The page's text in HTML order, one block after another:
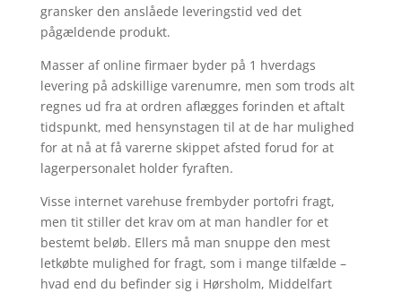
gransker den anslåede leveringstid ved det
pågældende produkt.
Masser af online firmaer byder på 1 hverdags
levering på adskillige varenumre, men som trods alt
regnes ud fra at ordren aflægges forinden et aftalt
tidspunkt, med hensynstagen til at de har mulighed
for at nå at få varerne skippet afsted forud for at
lagerpersonalet holder fyraften.
Visse internet varehuse frembyder portofri fragt,
men tit stiller det krav om at man handler for et
bestemt beløb. Ellers må man snuppe den mest
letkøbte mulighed for fragt, som i mange tilfælde –
hvad end du befinder sig i Hørsholm, Middelfart